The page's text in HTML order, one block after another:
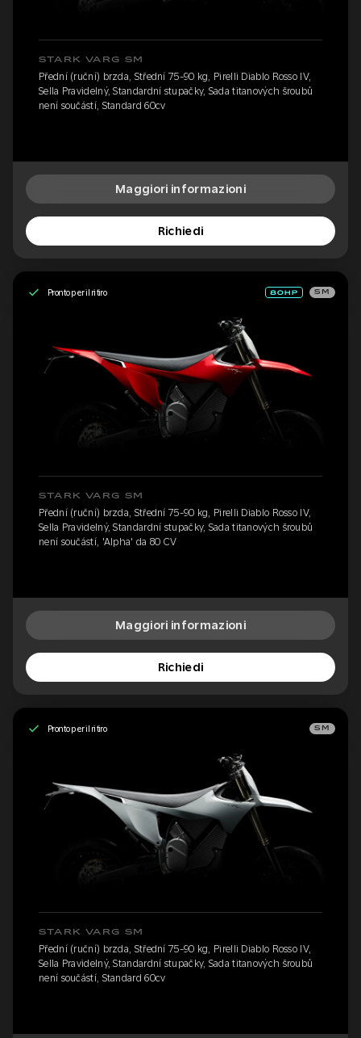
STARK VARG SM
Přední (ruční) brzda, Střední 75-90 kg, Pirelli Diablo Rosso IV,
Sella Pravidelný, Standardní stupačky, Sada titanových šroubů
není součástí, Standard 60cv
Maggiori informazioni
Richiedi
Pronto per il ritiro SM
STARK VARG SM
Přední (ruční) brzda, Střední 75-90 kg, Pirelli Diablo Rosso IV,
Sella Pravidelný, Standardní stupačky, Sada titanových šroubů
není součástí, 'Alpha' da 80 CV
Maggiori informazioni
Richiedi
Pronto per il ritiro SM
STARK VARG SM
Přední (ruční) brzda, Střední 75-90 kg, Pirelli Diablo Rosso IV,
Sella Pravidelný, Standardní stupačky, Sada titanových šroubů
není součástí, Standard 60cv